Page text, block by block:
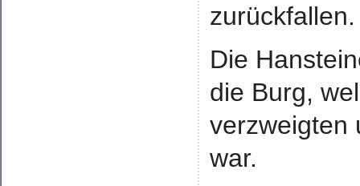
zurückfallen.
Die
die Burg,
verzweigten
war.